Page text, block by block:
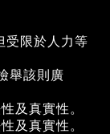
受限於人力等
舉該則廣
及真實性。
及真實性。